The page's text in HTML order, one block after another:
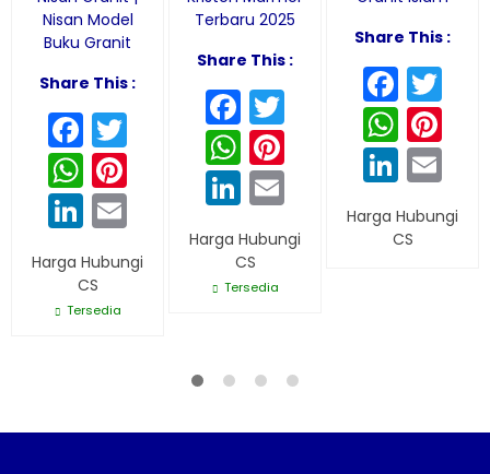
Nisan Model
Buku Granit
Share This :
Facebook
Twitter
WhatsApp
Pinterest
LinkedIn
Email
Harga Hubungi
CS
Tersedia
Terbaru 2025
Share This :
Facebook
Twitter
WhatsApp
Pinterest
LinkedIn
Email
Harga Hubungi
CS
Tersedia
Share This :
Harga Hubungi
CS